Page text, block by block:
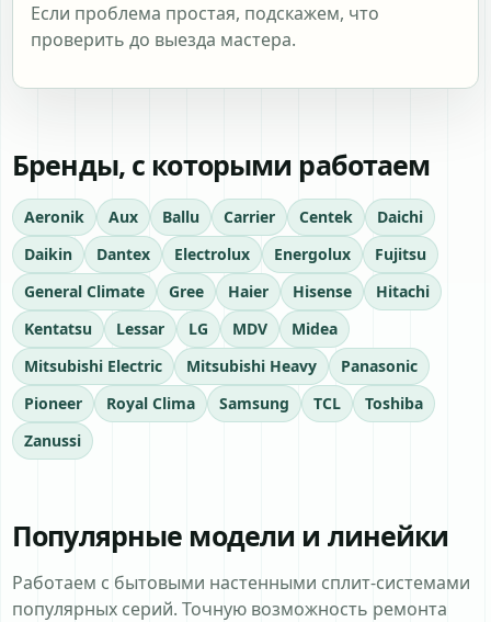
Если проблема простая, подскажем, что
проверить до выезда мастера.
Бренды, с которыми работаем
Aeronik Aux Ballu Carrier Centek
Daichi
Daikin
Dantex Electrolux Energolux
Fujitsu
General Climate
Gree Haier Hisense
Hitachi
Kentatsu
Lessar LG MDV
Midea
Mitsubishi Electric
Mitsubishi Heavy
Panasonic
Pioneer
Royal Clima Samsung TCL
Toshiba
Zanussi
Популярные модели и линейки
Работаем с бытовыми настенными сплит-системами
популярных серий. Точную возможность ремонта